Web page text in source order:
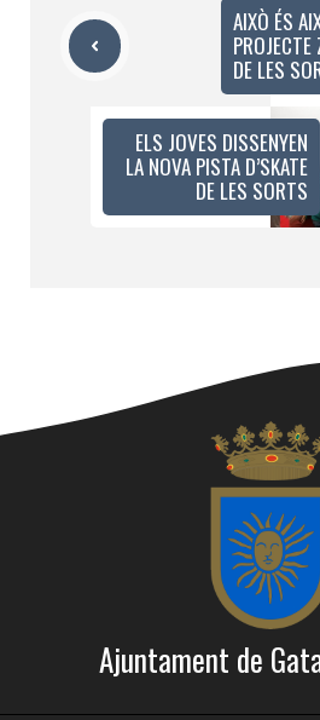
AIXÒ ÉS
DE LES
ELS JOVES DISSENYEN
LA NOVA PISTA D’SKATE
DE LES SORTS
Ajuntament de